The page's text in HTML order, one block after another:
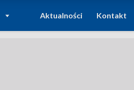
DO
Aktualności Kontakt